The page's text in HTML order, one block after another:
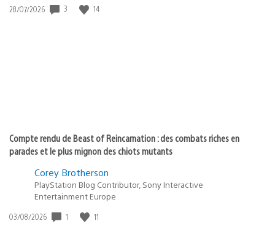
Date
28/07/2026 3 14
Compte rendu de Beast of Reincarnation : des combats riches en
parades et le plus mignon des chiots mutants
Corey Brotherson
PlayStation Blog Contributor, Sony Interactive
Entertainment Europe
Date
03/08/2026 1 11